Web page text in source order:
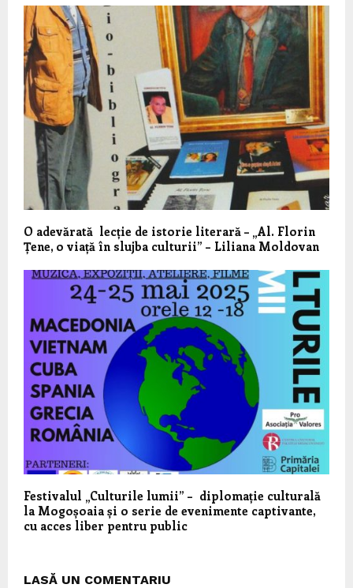
O adevărată lecție de istorie literară – „Al. Florin
Țene, o viață în slujba culturii” – Liliana Moldovan
Festivalul „Culturile lumii” – diplomație culturală
la Mogoșoaia și o serie de evenimente captivante,
cu acces liber pentru public
LASĂ UN COMENTARIU